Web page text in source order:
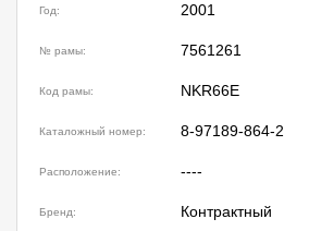
Год: 2001
№ рамы: 7561261
Код рамы: NKR66E
Каталожный номер: 8-97189-864-2
Расположение: ----
Бренд: Контрактный